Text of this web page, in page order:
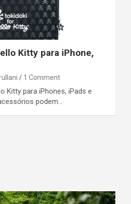
Kitty para iPhone,
1 Comment
Kitty para iPhones, iPads e
podem…